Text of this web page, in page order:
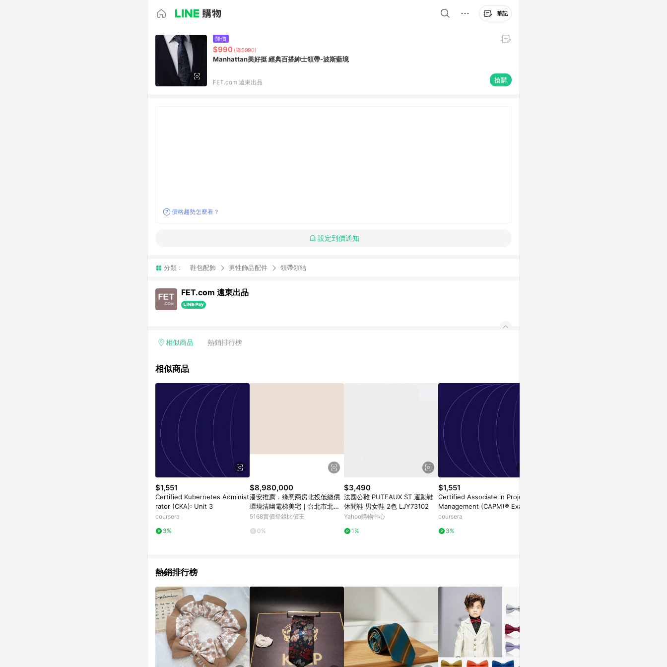
筆記
降價
$990 (降$990)
Manhattan美好挺 經典百搭紳士領帶-波斯藍境
FET.com 遠東出品 搶購
價格趨勢怎麼看？
設定到價通知
分類： 鞋包配飾 男性飾品配件 領帶領結
FET.com 遠東出品
相似商品 熱銷排行榜
相似商品
$1,551
Certified Kubernetes Administ
rator (CKA): Unit 3
coursera
3%
$8,980,000
潘安推薦．綠意兩房北投低總價
環境清幽電梯美宅｜台北市北投
區溫泉路
5168實價登錄比價王
0%
$3,490
法國公雞 PUTEAUX ST 運動鞋
休閒鞋 男女鞋 2色 LJY73102
Yahoo購物中心
1%
$1,551
Certified Associate in Project
Management (CAPM)® Exam:
Unit 4
coursera
3%
熱銷排行榜